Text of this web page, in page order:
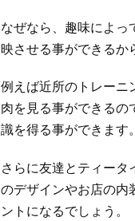
なぜなら、趣味によっ
映させる事ができるか
例えば近所のトレーニ
肉を見る事ができるの
識を得る事ができます。
さらに友達とティー
のデザインやお店の内
ントになるでしょう。